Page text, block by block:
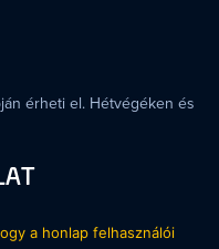
érheti el. Hétvégéken és
a honlap felhasználói